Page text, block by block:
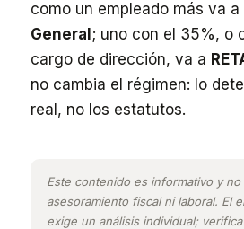
como un empleado más va a
General ; uno con el 35%, o
cargo de dirección, va a
no cambia el régimen: lo
real, no los estatutos.
Este contenido es informativo y
asesoramiento fiscal ni laboral. El
exige un análisis individual;